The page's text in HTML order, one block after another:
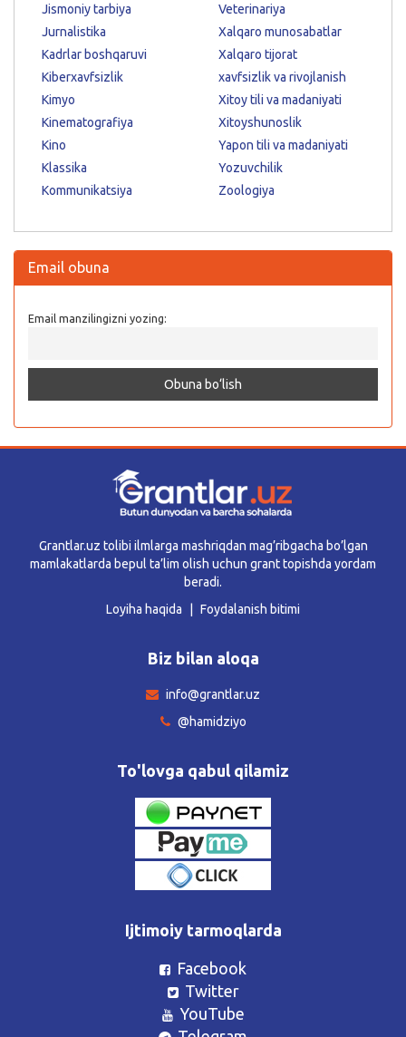
Jismoniy tarbiya
Jurnalistika
Kadrlar boshqaruvi
Kiberxavfsizlik
Kimyo
Kinematografiya
Kino
Klassika
Kommunikatsiya
Veterinariya
Xalqaro munosabatlar
Xalqaro tijorat
xavfsizlik va rivojlanish
Xitoy tili va madaniyati
Xitoyshunoslik
Yapon tili va madaniyati
Yozuvchilik
Zoologiya
Email obuna
Email manzilingizni yozing:
Grantlar.uz tolibi ilmlarga mashriqdan mag’ribgacha bo’lgan
mamlakatlarda bepul ta’lim olish uchun grant topishda yordam
beradi.
Loyiha haqida
Foydalanish bitimi
Biz bilan aloqa
info@grantlar.uz
@hamidziyo
To'lovga qabul qilamiz
Ijtimoiy tarmoqlarda
Facebook
Twitter
YouTube